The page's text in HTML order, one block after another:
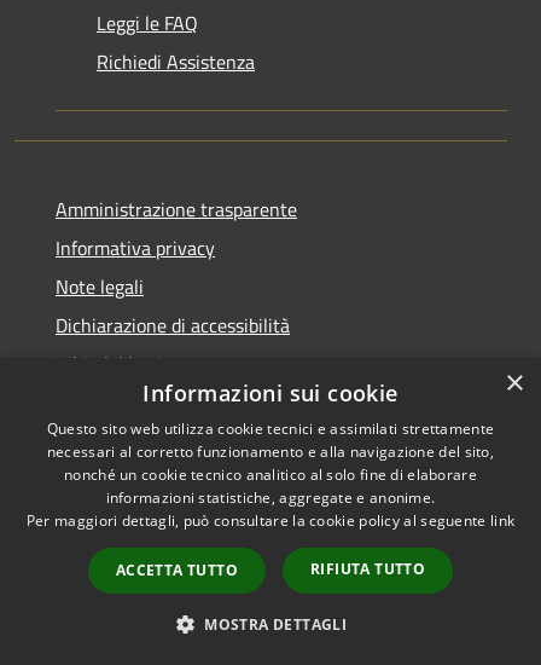
Leggi le FAQ
Richiedi Assistenza
Amministrazione trasparente
Informativa privacy
Note legali
Dichiarazione di accessibilità
Whistleblowing
Piano di miglioramento dei servizi
RSS
Accessibilità
Copyright © 2026 • Comune di
Zoagli • Powered by
Municipium
Accesso
×
Informazioni sui cookie
Questo sito web utilizza cookie tecnici e assimilati strettamente
necessari al corretto funzionamento e alla navigazione del sito,
nonché un cookie tecnico analitico al solo fine di elaborare
informazioni statistiche, aggregate e anonime.
Per maggiori dettagli, può consultare la cookie policy al seguente link
ACCETTA TUTTO RIFIUTA TUTTO
MOSTRA DETTAGLI